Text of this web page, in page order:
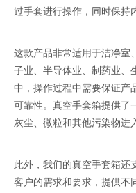
过手套进行操作，同时保持
这款产品非常适用于洁净室
子业、半导体业、制药业、
中，操作过程中需要保证产
可靠性。真空手套箱提供了
灰尘、微粒和其他污染物进
此外，我们的真空手套箱还
客户的需求和要求，提供不